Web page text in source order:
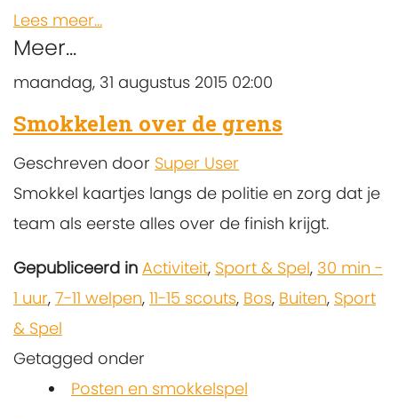
Lees meer...
Meer...
maandag, 31 augustus 2015 02:00
Smokkelen over de grens
Geschreven door Super User
Smokkel kaartjes langs de politie en zorg dat je
team als eerste alles over de finish krijgt.
Gepubliceerd in Activiteit, Sport & Spel, 30 min -
1 uur, 7-11 welpen, 11-15 scouts, Bos, Buiten, Sport
& Spel
Getagged onder
Posten en smokkelspel